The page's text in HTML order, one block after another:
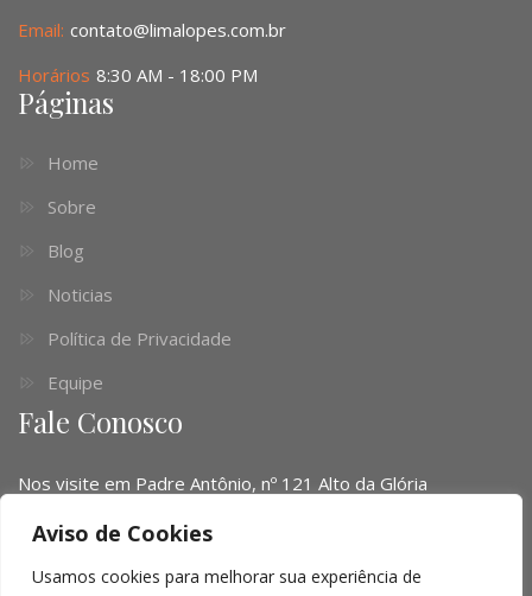
Aviso de Cookies
Usamos cookies para melhorar sua experiência de
Email: contato@limalopes.com.br
Horários 8:30 AM - 18:00 PM
Páginas
Home
Sobre
Blog
Noticias
Política de Privacidade
Equipe
Fale Conosco
Nos visite em Padre Antônio, nº 121 Alto da Glória
Telefone: (041) 3016-6063 - (51) 3103-0345 - (11) 4063-